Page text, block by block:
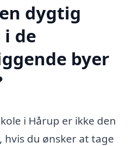
dygtig
de
byer
i Hårup er ikke den
hvis du ønsker at tage